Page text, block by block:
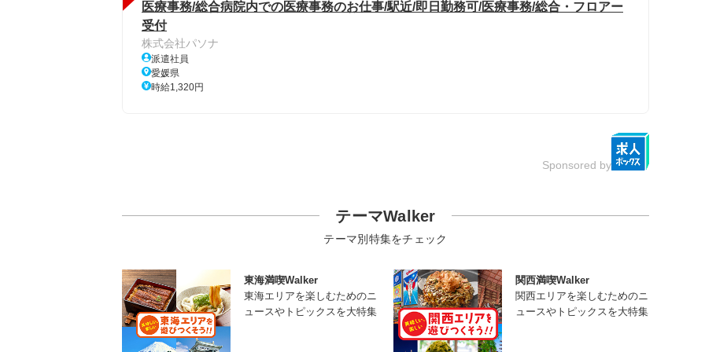
医療事務/総合病院内での医療事務のお仕事/駅近/即日勤務可/医療事務/総合・フロアー
受付
株式会社パソナ
派遣社員
愛媛県
時給1,320円
Sponsored by
テーマWalker
テーマ別特集をチェック
東海満喫Walker
東海エリアを楽しむためのニ
ュースやトピックスを大特集
関西満喫Walker
関西エリアを楽しむためのニ
ュースやトピックスを大特集